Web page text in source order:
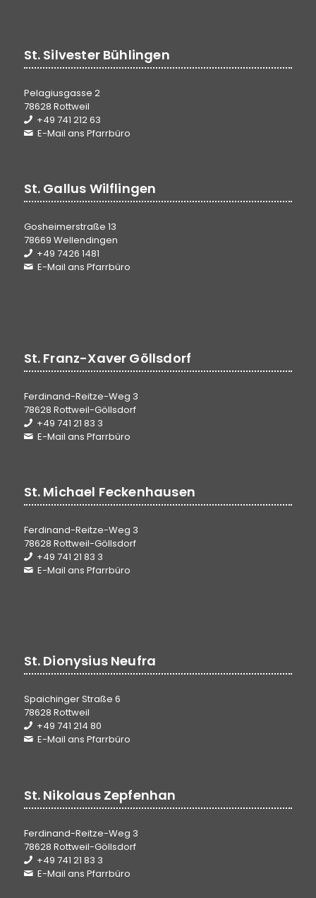
St. Silvester Bühlingen
Pelagiusgasse 2
78628 Rottweil
+49 741 212 63
E-Mail ans Pfarrbüro
St. Gallus Wilflingen
Gosheimerstraße 13
78669 Wellendingen
+49 7426 1481
E-Mail ans Pfarrbüro
St. Franz-Xaver Göllsdorf
Ferdinand-Reitze-Weg 3
78628 Rottweil-Göllsdorf
+49 741 21 83 3
E-Mail ans Pfarrbüro
St. Michael Feckenhausen
Ferdinand-Reitze-Weg 3
78628 Rottweil-Göllsdorf
+49 741 21 83 3
E-Mail ans Pfarrbüro
St. Dionysius Neufra
Spaichinger Straße 6
78628 Rottweil
+49 741 214 80
E-Mail ans Pfarrbüro
St. Nikolaus Zepfenhan
Ferdinand-Reitze-Weg 3
78628 Rottweil-Göllsdorf
+49 741 21 83 3
E-Mail ans Pfarrbüro